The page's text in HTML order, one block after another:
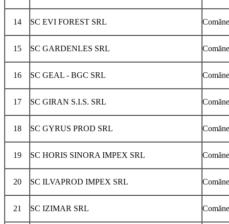
14 SC EVI FOREST SRL
15 SC GARDENLES SRL
16 SC GEAL - BGC SRL
17 SC GIRAN S.I.S. SRL
18 SC GYRUS PROD SRL
19 SC HORIS SINORA IMPEX SRL
20 SC ILVAPROD IMPEX SRL
21 SC IZIMAR SRL